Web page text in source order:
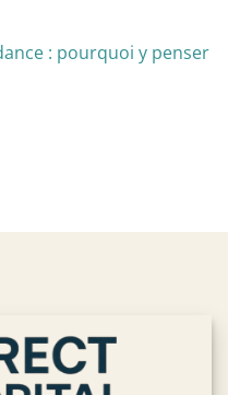
: pourquoi y penser